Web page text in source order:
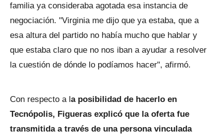
familia ya consideraba agotada esa instancia de
negociación. "Virginia me dijo que ya estaba, que a
esa altura del partido no había mucho que hablar y
que estaba claro que no nos iban a ayudar a resolver
la cuestión de dónde lo podíamos hacer", afirmó.
Con respecto a la posibilidad de hacerlo en
Tecnópolis, Figueras explicó que la oferta fue
transmitida a través de una persona vinculada